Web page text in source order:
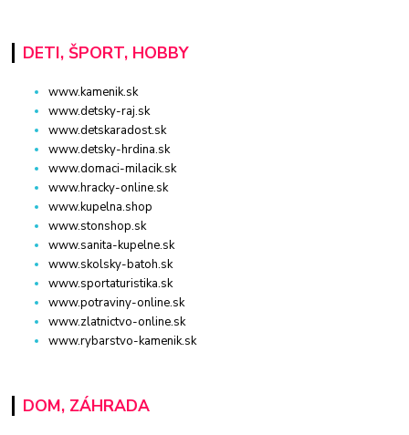
DETI, ŠPORT, HOBBY
www.kamenik.sk
www.detsky-raj.sk
www.detskaradost.sk
www.detsky-hrdina.sk
www.domaci-milacik.sk
www.hracky-online.sk
www.kupelna.shop
www.stonshop.sk
www.sanita-kupelne.sk
www.skolsky-batoh.sk
www.sportaturistika.sk
www.potraviny-online.sk
www.zlatnictvo-online.sk
www.rybarstvo-kamenik.sk
DOM, ZÁHRADA